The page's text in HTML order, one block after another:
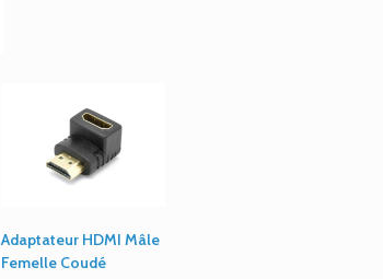
Adaptateur HDMI Mâle
Femelle Coudé